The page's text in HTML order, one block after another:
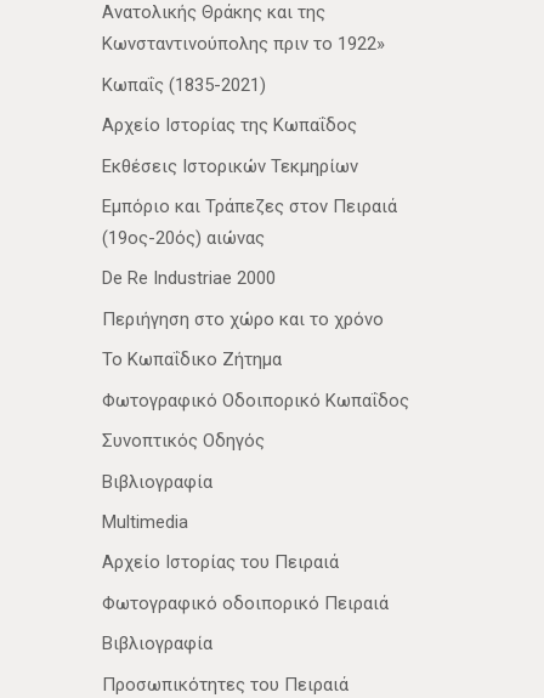
Ανατολικής Θράκης και της
Κωνσταντινούπολης πριν το 1922»
Κωπαΐς (1835-2021)
Αρχείο Ιστορίας της Κωπαΐδος
Εκθέσεις Ιστορικών Τεκμηρίων
Εμπόριο και Τράπεζες στον Πειραιά
(19ος-20ός) αιώνας
De Re Industriae 2000
Περιήγηση στο χώρο και το χρόνο
Το Κωπαΐδικο Ζήτημα
Φωτογραφικό Οδοιπορικό Κωπαΐδος
Συνοπτικός Οδηγός
Βιβλιογραφία
Multimedia
Αρχείο Ιστορίας του Πειραιά
Φωτογραφικό οδοιπορικό Πειραιά
Βιβλιογραφία
Προσωπικότητες του Πειραιά